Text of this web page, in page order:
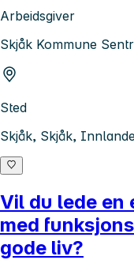
Arbeidsgiver
Skjåk Kommune
Sted
Skjåk, Skjåk,
Vil du lede en
med
gode liv?